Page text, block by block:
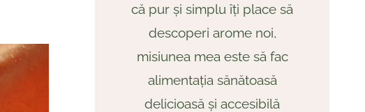
că pur și simplu îți place să
descoperi arome noi,
misiunea mea este să fac
alimentația sănătoasă
delicioasă și accesibilă